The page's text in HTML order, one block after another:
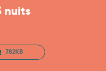
nuits
782KB